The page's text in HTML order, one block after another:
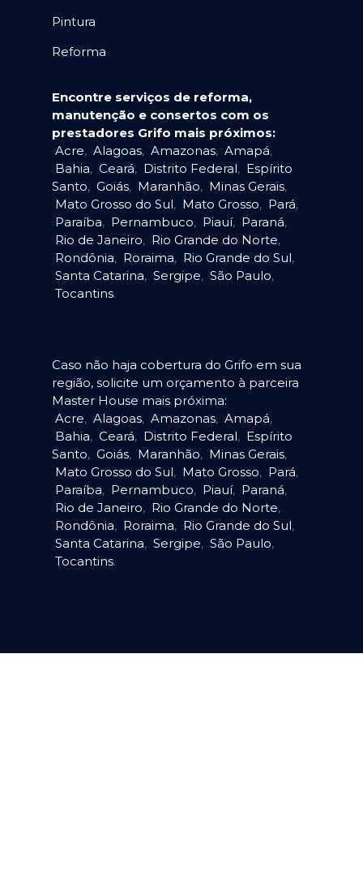
Pintura
Reforma
Encontre serviços de reforma,
manutenção e consertos com os
prestadores Grifo mais próximos:
Acre, Alagoas, Amazonas, Amapá,
Bahia, Ceará, Distrito Federal, Espírito
Santo, Goiás, Maranhão, Minas Gerais,
Mato Grosso do Sul, Mato Grosso, Pará,
Paraíba, Pernambuco, Piauí, Paraná,
Rio de Janeiro, Rio Grande do Norte,
Rondônia, Roraima, Rio Grande do Sul,
Santa Catarina, Sergipe, São Paulo,
Tocantins.
Caso não haja cobertura do Grifo em sua
região, solicite um orçamento à parceira
Master House mais próxima:
Acre, Alagoas, Amazonas, Amapá,
Bahia, Ceará, Distrito Federal, Espírito
Santo, Goiás, Maranhão, Minas Gerais,
Mato Grosso do Sul, Mato Grosso, Pará,
Paraíba, Pernambuco, Piauí, Paraná,
Rio de Janeiro, Rio Grande do Norte,
Rondônia, Roraima, Rio Grande do Sul,
Santa Catarina, Sergipe, São Paulo,
Tocantins.